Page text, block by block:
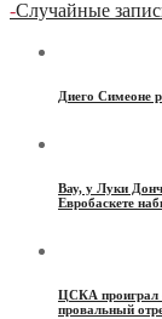
-Случайные
Диего Симеоне
Вау, у Луки
Евробаскете
ЦСКА проиграл
провальный